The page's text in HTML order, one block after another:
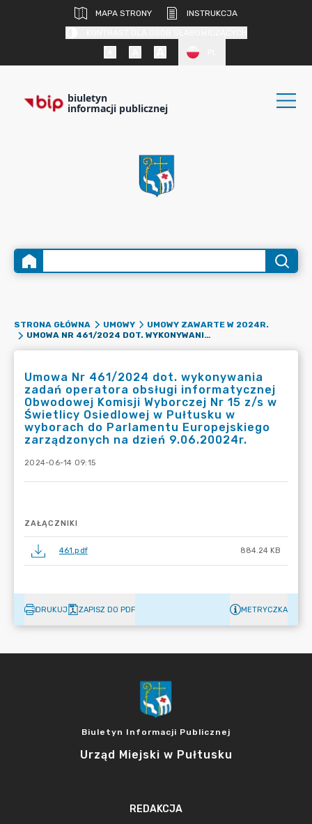
MAPA STRONY
INSTRUKCJA
biuletyn
informacji publicznej
STRONA GŁÓWNA UMOWY
UMOWY ZAWARTE W 2024R.
UMOWA NR 461/2024 DOT. WYKONYWANIA ZADAŃ OPERATORA OBSŁUGI INFORMATYCZNEJ OBWODOWEJ KOMISJI WYBORCZEJ NR 15 Z/S W ŚWIETLICY OSIEDLOWEJ W PUŁTUSKU W WYBORACH DO PARLAMENTU EUROPEJSKIEGO ZARZĄDZONYCH NA DZIEŃ 9.06.20024R.
Umowa Nr 461/2024 dot. wykonywania
zadań operatora obsługi informatycznej
Obwodowej Komisji Wyborczej Nr 15 z/s w
Świetlicy Osiedlowej w Pułtusku w
wyborach do Parlamentu Europejskiego
zarządzonych na dzień 9.06.20024r.
2024-06-14 09:15
ZAŁĄCZNIKI
461.pdf 884.24 KB
DRUKUJ ZAPISZ DO PDF METRYCZKA
Biuletyn Informacji Publicznej
Urząd Miejski w Pułtusku
REDAKCJA